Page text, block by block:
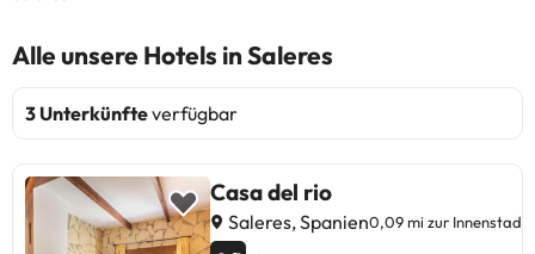
Alle unsere Hotels in Saleres
3 Unterkünfteverfügbar
Casa del rio
Saleres, Spanien0,09 mi zur Innenstadt